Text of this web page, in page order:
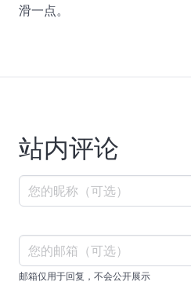
滑一点。
站内评论
邮箱仅用于回复，不会公开展示